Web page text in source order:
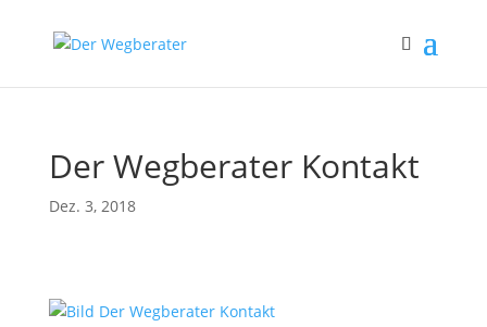
Der Wegberater Kontakt
Dez. 3, 2018